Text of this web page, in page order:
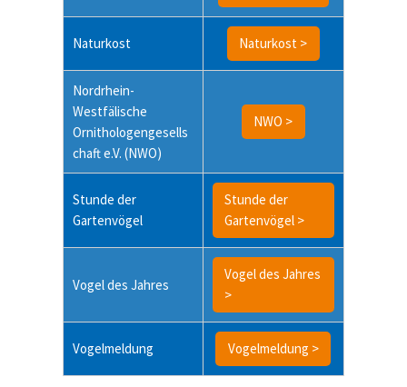
Naturkost Naturkost >
Nordrhein-
Westfälische
Ornithologengesells
chaft e.V. (NWO)
NWO >
Stunde der
Gartenvögel
Stunde der
Gartenvögel >
Vogel des Jahres
Vogel des Jahres
>
Vogelmeldung Vogelmeldung >